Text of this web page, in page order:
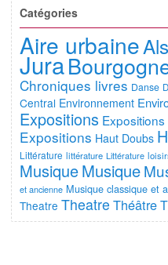
Catégories
Aire urbaine
Jura
Chroniques livres Danse
Central Environnement
Expositions Expositions
Expositions Haut Doubs
Littérature littérature Littérature
MusiqueMusique
et ancienne Musique classique et
Theatre Theatre Théâtre